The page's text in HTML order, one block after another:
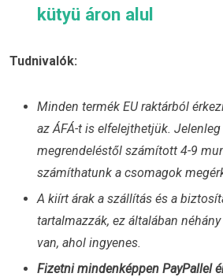
kütyü áron alul
Tudnivalók:
Minden termék EU raktárból
az ÁFÁ-t is elfelejthetjük.
megrendeléstől számított 4-9
számíthatunk a csomagok
A kiírt árak a szállítás és a
tartalmazzák, ez általában
van, ahol ingyenes.
Fizetni mindenképpen PayPallel